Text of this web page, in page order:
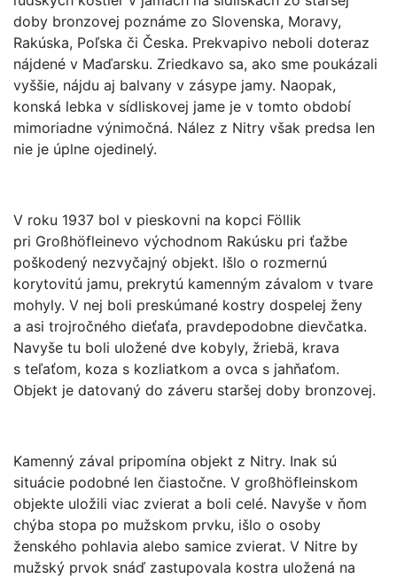
doby bronzovej poznáme zo Slovenska, Moravy,
Rakúska, Poľska či Česka. Prekvapivo neboli doteraz
nájdené v Maďarsku. Zriedkavo sa, ako sme poukázali
vyššie, nájdu aj balvany v zásype jamy. Naopak,
konská lebka v sídliskovej jame je v tomto období
mimoriadne výnimočná. Nález z Nitry však predsa len
nie je úplne ojedinelý.
V roku 1937 bol v pieskovni na kopci Föllik
pri Großhöfleinevo východnom Rakúsku pri ťažbe
poškodený nezvyčajný objekt. Išlo o rozmernú
korytovitú jamu, prekrytú kamenným závalom v tvare
mohyly. V nej boli preskúmané kostry dospelej ženy
a asi trojročného dieťaťa, pravdepodobne dievčatka.
Navyše tu boli uložené dve kobyly, žriebä, krava
s teľaťom, koza s kozliatkom a ovca s jahňaťom.
Objekt je datovaný do záveru staršej doby bronzovej.
Kamenný zával pripomína objekt z Nitry. Inak sú
situácie podobné len čiastočne. V großhöfleinskom
objekte uložili viac zvierat a boli celé. Navyše v ňom
chýba stopa po mužskom prvku, išlo o osoby
ženského pohlavia alebo samice zvierat. V Nitre by
mužský prvok snáď zastupovala kostra uložená na